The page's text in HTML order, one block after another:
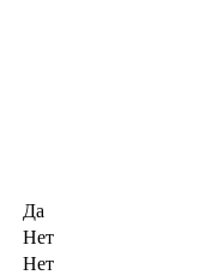
Да
Нет
Нет